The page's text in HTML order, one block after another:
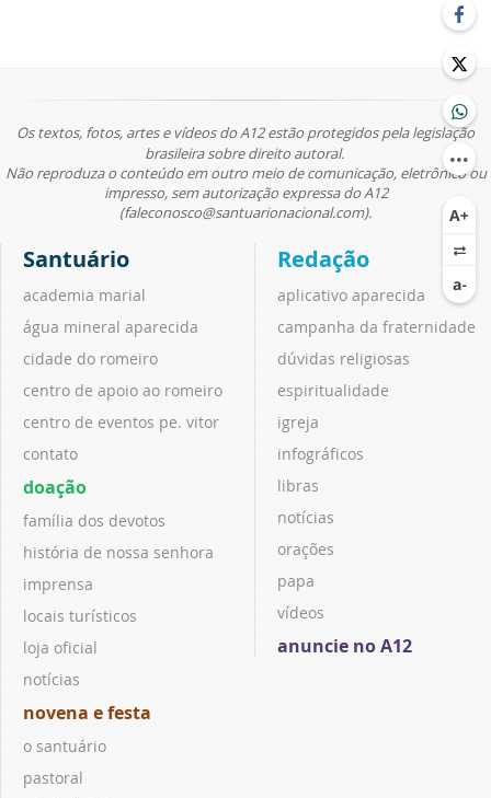
Os textos, fotos, artes e vídeos do A12 estão protegidos pela legislação
brasileira sobre direito autoral.
Não reproduza o conteúdo em outro meio de comunicação, eletrônico ou
impresso, sem autorização expressa do A12
(faleconosco@santuarionacional.com).
Santuário
academia marial
água mineral aparecida
cidade do romeiro
centro de apoio ao romeiro
centro de eventos pe. vitor
contato
doação
família dos devotos
história de nossa senhora
imprensa
locais turísticos
loja oficial
notícias
novena e festa
o santuário
pastoral
Redação
aplicativo aparecida
campanha da fraternidade
dúvidas religiosas
espiritualidade
igreja
infográficos
libras
notícias
orações
papa
vídeos
anuncie no A12